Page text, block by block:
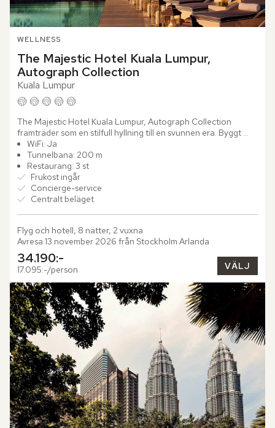
WELLNESS
The Majestic Hotel Kuala Lumpur,
Autograph Collection
Kuala Lumpur
The Majestic Hotel Kuala Lumpur, Autograph Collection
framträder som en stilfull hyllning till en svunnen era. Byggt
1932 - stadens gyllene år, uttrycker hotellet en sofistikerad...
WiFi: Ja
Tunnelbana: 200 m
Restaurang: 3 st
Frukost ingår
Concierge-service
Centralt beläget
Flyg och hotell, 8 nätter, 2 vuxna
Avresa 13 november 2026 från Stockholm Arlanda
34.190:-
17.095:-/person VÄLJ